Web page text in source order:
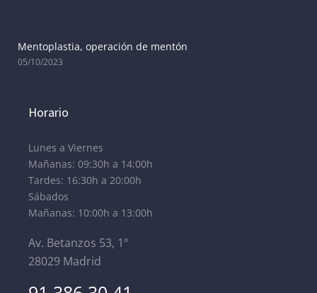
Mentoplastia, operación de mentón
05/10/2023
Horario
Lunes a Viernes
Mañanas: 09:30h a 14:00h
Tardes: 16:30h a 20:00h
Sábados
Mañanas: 10:00h a 13:00h
Av. Betanzos 53, 1º
28029 Madrid